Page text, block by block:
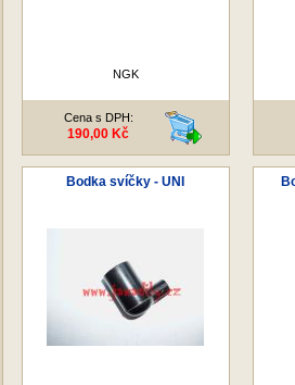
NGK
Cena s DPH:
190,00 Kč
Bodka svíčky - UNI